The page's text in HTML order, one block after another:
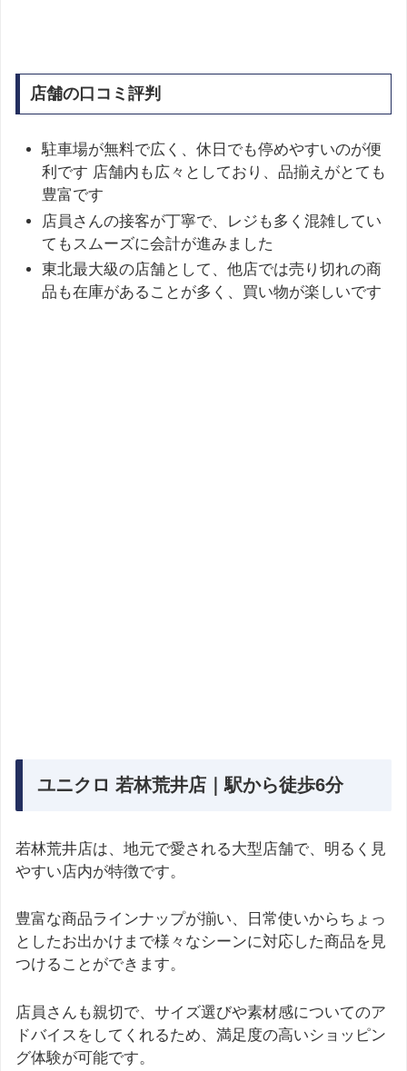
店舗の口コミ評判
駐車場が無料で広く、休日でも停めやすいのが便
利です 店舗内も広々としており、品揃えがとても
豊富です
店員さんの接客が丁寧で、レジも多く混雑してい
てもスムーズに会計が進みました
東北最大級の店舗として、他店では売り切れの商
品も在庫があることが多く、買い物が楽しいです
ユニクロ 若林荒井店｜駅から徒歩6分
若林荒井店は、地元で愛される大型店舗で、明るく見
やすい店内が特徴です。
豊富な商品ラインナップが揃い、日常使いからちょっ
としたお出かけまで様々なシーンに対応した商品を見
つけることができます。
店員さんも親切で、サイズ選びや素材感についてのア
ドバイスをしてくれるため、満足度の高いショッピン
グ体験が可能です。